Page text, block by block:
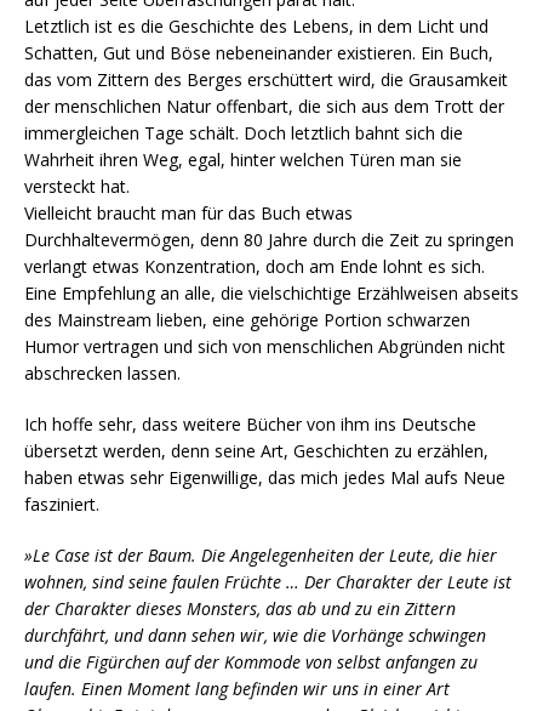
Letztlich ist es die Geschichte des Lebens, in dem Licht und
Schatten, Gut und Böse nebeneinander existieren. Ein Buch,
das vom Zittern des Berges erschüttert wird, die Grausamkeit
der menschlichen Natur offenbart, die sich aus dem Trott der
immergleichen Tage schält. Doch letztlich bahnt sich die
Wahrheit ihren Weg, egal, hinter welchen Türen man sie
versteckt hat.
Vielleicht braucht man für das Buch etwas
Durchhaltevermögen, denn 80 Jahre durch die Zeit zu springen
verlangt etwas Konzentration, doch am Ende lohnt es sich.
Eine Empfehlung an alle, die vielschichtige Erzählweisen abseits
des Mainstream lieben, eine gehörige Portion schwarzen
Humor vertragen und sich von menschlichen Abgründen nicht
abschrecken lassen.
Ich hoffe sehr, dass weitere Bücher von ihm ins Deutsche
übersetzt werden, denn seine Art, Geschichten zu erzählen,
haben etwas sehr Eigenwillige, das mich jedes Mal aufs Neue
fasziniert.
»Le Case ist der Baum. Die Angelegenheiten der Leute, die hier
wohnen, sind seine faulen Früchte … Der Charakter der Leute ist
der Charakter dieses Monsters, das ab und zu ein Zittern
durchfährt, und dann sehen wir, wie die Vorhänge schwingen
und die Figürchen auf der Kommode von selbst anfangen zu
laufen. Einen Moment lang befinden wir uns in einer Art